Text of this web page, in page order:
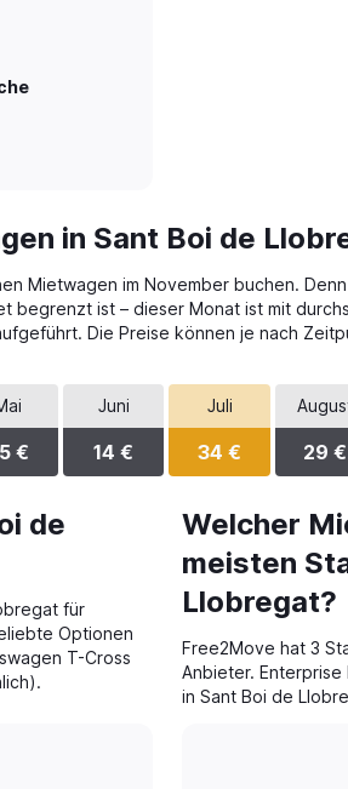
in Sant Boi de
Mietwagen im November buchen.
begrenzt ist – dieser Monat ist mit
Die Preise können je nach
€
Juni
14 €
Juli
34 € 29 €
de
für
Optionen
T-Cross
Welcher
meisten
Llobregat?
Free2Move hat 3
Anbieter.
in Sant Boi de